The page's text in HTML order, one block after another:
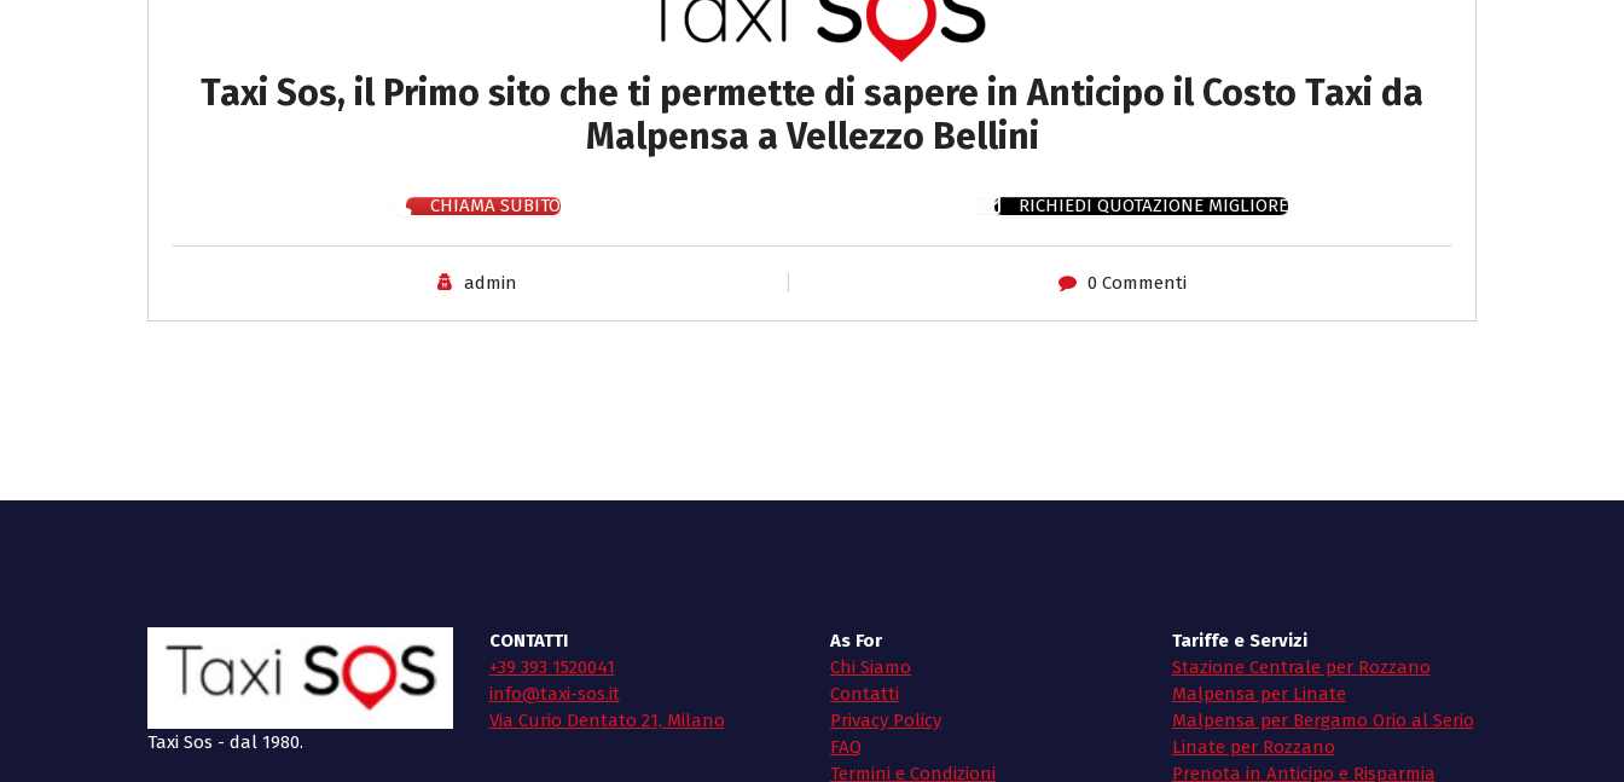
Taxi Sos, il Primo sito che ti permette di sapere in Anticipo il Costo Taxi da
Malpensa a Vellezzo Bellini
CHIAMA SUBITO RICHIEDI QUOTAZIONE MIGLIORE
admin 0 Commenti
Taxi Sos - dal 1980.
CONTATTI
+39 393 1520041
info@taxi-sos.it
Via Curio Dentato 21, Milano
As For
Chi Siamo
Contatti
Privacy Policy
FAQ
Termini e Condizioni
Tariffe e Servizi
Stazione Centrale per Rozzano
Malpensa per Linate
Malpensa per Bergamo Orio al Serio
Linate per Rozzano
Prenota in Anticipo e Risparmia